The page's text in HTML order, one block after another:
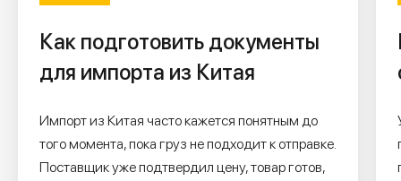
Как подготовить документы
для импорта из Китая
Импорт из Китая часто кажется понятным до
того момента, пока груз не подходит к отправке.
Поставщик уже подтвердил цену, товар готов,